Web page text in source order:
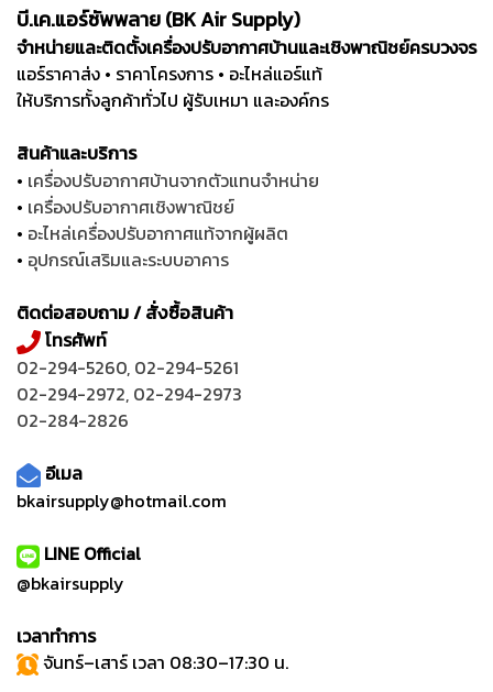
บี.เค.แอร์ซัพพลาย (BK Air Supply)
จำหน่ายและติดตั้งเครื่องปรับอากาศบ้านและเชิงพาณิชย์ครบวงจร
แอร์ราคาส่ง • ราคาโครงการ • อะไหล่แอร์แท้
ให้บริการทั้งลูกค้าทั่วไป ผู้รับเหมา และองค์กร
สินค้าและบริการ
• เครื่องปรับอากาศบ้านจากตัวแทนจำหน่าย
• เครื่องปรับอากาศเชิงพาณิชย์
• อะไหล่เครื่องปรับอากาศแท้จากผู้ผลิต
• อุปกรณ์เสริมและระบบอาคาร
ติดต่อสอบถาม / สั่งซื้อสินค้า
โทรศัพท์
02-294-5260, 02-294-5261
02-294-2972, 02-294-2973
02-284-2826
อีเมล
bkairsupply@hotmail.com
LINE Official
@bkairsupply
เวลาทำการ
จันทร์–เสาร์ เวลา 08:30–17:30 น.